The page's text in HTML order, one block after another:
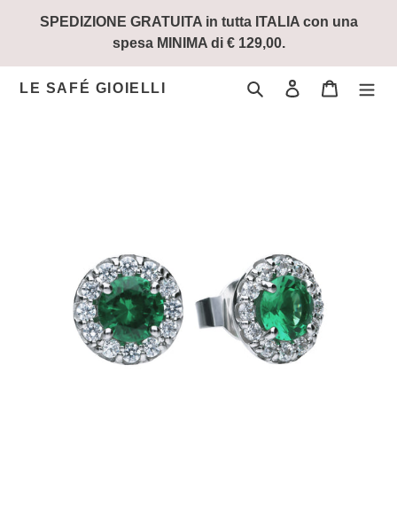
direttamente
SPEDIZIONE GRATUITA in tutta ITALIA con una
spesa MINIMA di € 129,00.
LE SAFÉ GIOIELLI Cerca Accedi Carrello